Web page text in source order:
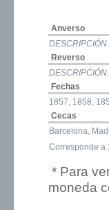
Anverso
Reverso
Fechas
1857, 1858,
Cecas
Barcelona,
Corresponde a
* Para
moneda